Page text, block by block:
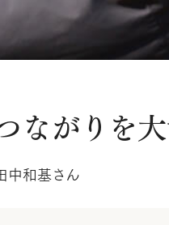
ながりを
中和基さん